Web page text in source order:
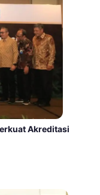
Akreditasi